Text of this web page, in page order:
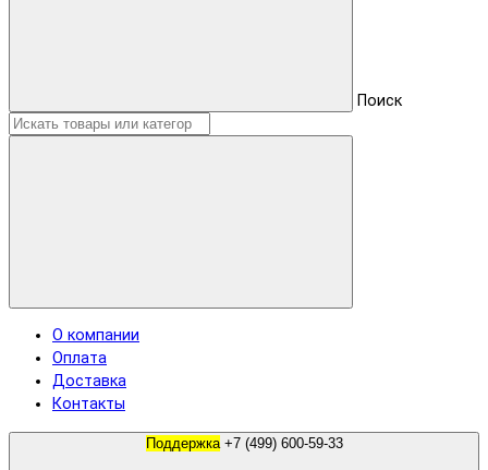
Поиск
О компании
Оплата
Доставка
Контакты
Поддержка +7 (499) 600-59-33